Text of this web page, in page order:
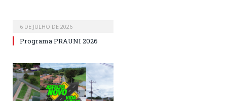
6 DE JULHO DE 2026
Programa PRAUNI 2026